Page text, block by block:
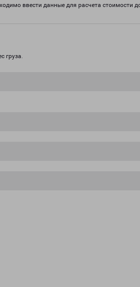
ввести данные для расчета стоимости
груза.